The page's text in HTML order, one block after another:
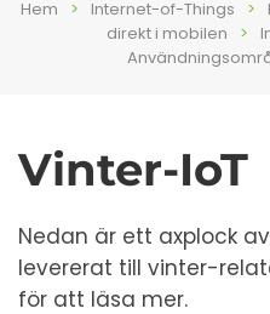
Hem Internet-of-Things
direkt i mobilen
Vinter-IoT
Nedan är ett axplock
levererat till vinter-
för att läsa mer.